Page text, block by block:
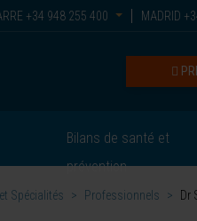
+34 948 255 400 MADRID
Bilans de santé et
prévention
Spécialités > Professionnels > Dr